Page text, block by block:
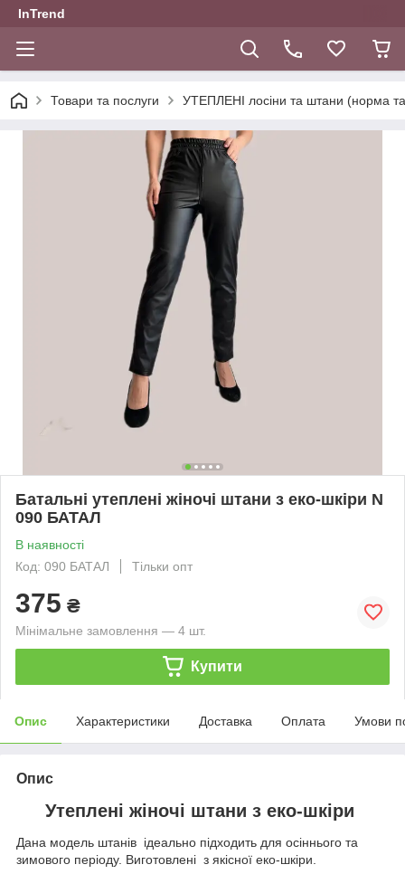
InTrend
Товари та послуги УТЕПЛЕНІ лосіни та штани (норма
Батальні утеплені жіночі штани з еко-шкіри N
090 БАТАЛ
В наявності
Код: 090 БАТАЛ
Тільки опт
375 ₴
Мінімальне замовлення — 4 шт.
Купити
Опис Характеристики Доставка Оплата Умови
Опис
Утеплені жіночі штани з еко-шкіри
Дана модель штанів ідеально підходить для осіннього та
зимового періоду. Виготовлені з якісної еко-шкіри.